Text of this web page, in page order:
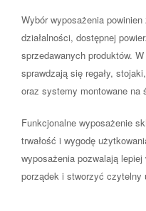
Wybór wyposażenia
działalności, dostępnej
sprzedawanych produktów.
sprawdzają się regały,
oraz systemy montowane na
Funkcjonalne wyposażenie
trwałość i wygodę
wyposażenia pozwalają
porządek i stworzyć czytelny